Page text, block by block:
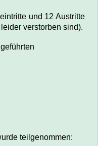
und 12 Austritte
verstorben sind).
teilgenommen: